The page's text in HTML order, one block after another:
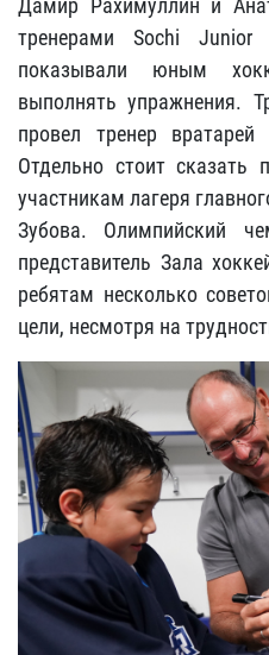
Дамир Рахимуллин и
тренерами Sochi
показывали юным
выполнять упражнения.
провел тренер
Отдельно стоит сказать
участникам лагеря
Зубова. Олимпийский
представитель Зала
ребятам несколько
цели, несмотря на